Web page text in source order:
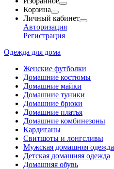
Корзина
Личный кабинет
Авторизация
Регистрация
Одежда для дома
Женские футболки
Домашние костюмы
Домашние майки
Домашние туники
Домашние брюки
Домашние платья
Домашние комбинезоны
Кардиганы
Свитшоты и лонгсливы
Мужская домашняя одежда
Детская домашняя одежда
Домашняя обувь